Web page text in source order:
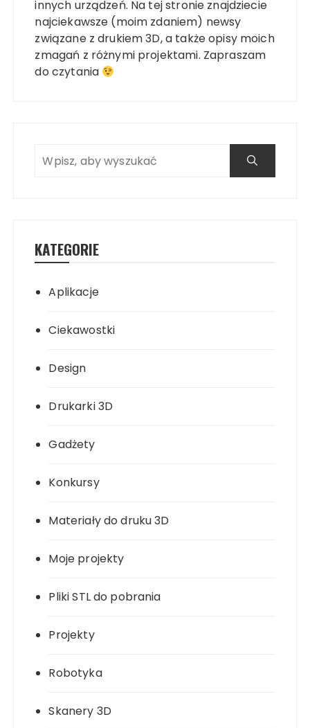
innych urządzeń. Na tej stronie znajdziecie
najciekawsze (moim zdaniem) newsy
związane z drukiem 3D, a także opisy moich
zmagań z różnymi projektami. Zapraszam
do czytania
KATEGORIE
Aplikacje
Ciekawostki
Design
Drukarki 3D
Gadżety
Konkursy
Materiały do druku 3D
Moje projekty
Pliki STL do pobrania
Projekty
Robotyka
Skanery 3D